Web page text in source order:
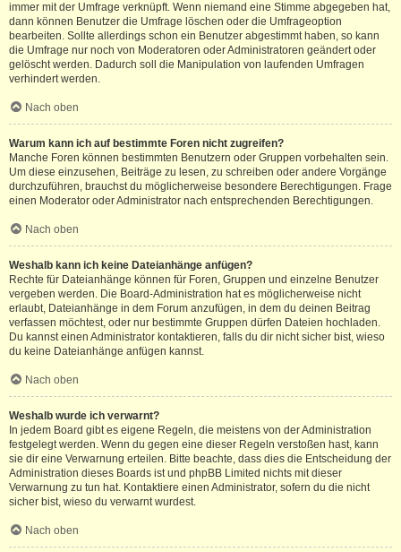
immer mit der Umfrage verknüpft. Wenn niemand eine Stimme abgegeben hat,
dann können Benutzer die Umfrage löschen oder die Umfrageoption
bearbeiten. Sollte allerdings schon ein Benutzer abgestimmt haben, so kann
die Umfrage nur noch von Moderatoren oder Administratoren geändert oder
gelöscht werden. Dadurch soll die Manipulation von laufenden Umfragen
verhindert werden.
Nach oben
Warum kann ich auf bestimmte Foren nicht zugreifen?
Manche Foren können bestimmten Benutzern oder Gruppen vorbehalten sein.
Um diese einzusehen, Beiträge zu lesen, zu schreiben oder andere Vorgänge
durchzuführen, brauchst du möglicherweise besondere Berechtigungen. Frage
einen Moderator oder Administrator nach entsprechenden Berechtigungen.
Nach oben
Weshalb kann ich keine Dateianhänge anfügen?
Rechte für Dateianhänge können für Foren, Gruppen und einzelne Benutzer
vergeben werden. Die Board-Administration hat es möglicherweise nicht
erlaubt, Dateianhänge in dem Forum anzufügen, in dem du deinen Beitrag
verfassen möchtest, oder nur bestimmte Gruppen dürfen Dateien hochladen.
Du kannst einen Administrator kontaktieren, falls du dir nicht sicher bist, wieso
du keine Dateianhänge anfügen kannst.
Nach oben
Weshalb wurde ich verwarnt?
In jedem Board gibt es eigene Regeln, die meistens von der Administration
festgelegt werden. Wenn du gegen eine dieser Regeln verstoßen hast, kann
sie dir eine Verwarnung erteilen. Bitte beachte, dass dies die Entscheidung der
Administration dieses Boards ist und phpBB Limited nichts mit dieser
Verwarnung zu tun hat. Kontaktiere einen Administrator, sofern du die nicht
sicher bist, wieso du verwarnt wurdest.
Nach oben